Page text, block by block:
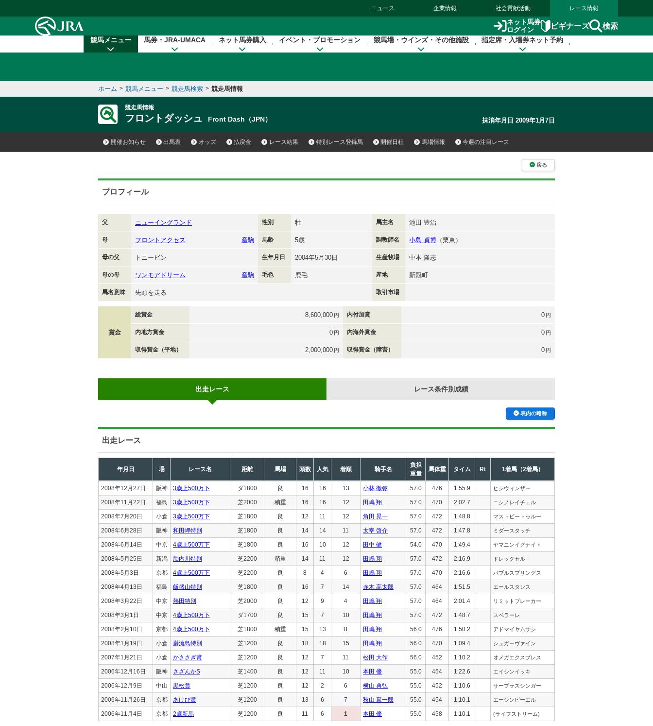
ニュース 企業情報 社会貢献活動 レース情報
ネット馬券
ログイン
ビギナーズ 検索
競馬メニュー 馬券・JRA-UMACA ネット馬券購入 イベント・プロモーション 競馬場・ウインズ・その他施設 指定席・入場券ネット予約
ホーム > 競馬メニュー > 競走馬検索 > 競走馬情報
競走馬情報
フロントダッシュ Front Dash（JPN） 抹消年月日 2009年1月7日
開催お知らせ 出馬表 オッズ 払戻金 レース結果 特別レース登録馬 開催日程 馬場情報 今週の注目レース
戻る
プロフィール
父 ニューイングランド 性別 牡 馬主名 池田 豊治
母 フロントアクセス 産駒 馬齢 5歳 調教師名 小島 貞博 （栗東）
母の父 トニービン 生年月日 2004年5月30日 生産牧場 中本 隆志
母の母 ワンモアドリーム 産駒 毛色 鹿毛 産地 新冠町
馬名意味 先頭を走る 取引市場
賞金
総賞金 8,600,000 円 内付加賞 0 円
内地方賞金 0 円 内海外賞金 0 円
収得賞金（平地） 2,000,000 円 収得賞金（障害） 0 円
出走レース レース条件別成績
表内の略称
出走レース
年月日 場 レース名 距離 馬場 頭数 人気 着順 騎手名
負担
重量
馬体重 タイム Rt 1着馬（2着馬）
2008年12月27日 阪神 3歳上500万下 ダ1800 良 16 16 13 小林 徹弥 57.0 476 1:55.9 ヒシウィンザー
2008年11月22日 福島 3歳上500万下 芝2000 稍重 16 16 12 田嶋 翔 57.0 470 2:02.7 ニシノレイチェル
2008年7月20日 小倉 3歳上500万下 芝1800 良 12 11 12 角田 晃一 57.0 472 1:48.8 マストビートゥルー
2008年6月28日 阪神 和田岬特別 芝1800 良 14 14 11 太宰 啓介 57.0 472 1:47.8 ミダースタッチ
2008年6月14日 中京 4歳上500万下 芝1800 良 16 10 12 田中 健 54.0 470 1:49.4 ヤマニンイグナイト
2008年5月25日 新潟 胎内川特別 芝2200 稍重 14 11 12 田嶋 翔 57.0 472 2:16.9 ドレックセル
2008年5月3日 京都 4歳上500万下 芝2200 良 8 4 6 田嶋 翔 57.0 470 2:16.6 バブルスプリングス
2008年4月13日 福島 飯盛山特別 芝1800 良 16 7 14 赤木 高太郎 57.0 464 1:51.5 エールスタンス
2008年3月22日 中京 熱田特別 芝2000 良 12 9 4 田嶋 翔 57.0 464 2:01.4 リミットブレーカー
2008年3月1日 中京 4歳上500万下 ダ1700 良 15 7 10 田嶋 翔 57.0 472 1:48.7 スペラーレ
2008年2月10日 京都 4歳上500万下 芝1800 稍重 15 13 8 田嶋 翔 56.0 476 1:50.2 アドマイヤムサシ
2008年1月19日 小倉 巌流島特別 芝1200 良 18 18 15 田嶋 翔 56.0 470 1:09.4 シュガーヴァイン
2007年1月21日 小倉 かささぎ賞 芝1200 良 12 7 11 松田 大作 56.0 452 1:10.2 オメガエクスプレス
2006年12月16日 阪神 さざんかS 芝1400 良 12 11 10 本田 優 55.0 454 1:22.6 エイシンイッキ
2006年12月9日 中山 黒松賞 芝1200 良 12 2 6 横山 典弘 55.0 452 1:10.6 サープラスシンガー
2006年11月26日 京都 あけび賞 芝1200 良 13 6 7 秋山 真一郎 55.0 454 1:10.1 エーシンビーエル
2006年11月4日 京都 2歳新馬 芝1200 良 11 6 1 本田 優 55.0 458 1:10.1 (ライフストリーム)